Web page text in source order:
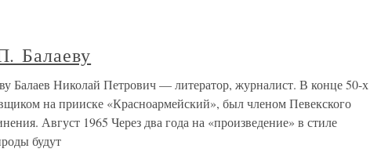
Балаеву
Балаев Николай Петрович — литератор, журналист. В конце 50-х
на прииске «Красноармейский», был членом Певекского
Август 1965 Через два года на «произведение» в стиле
будут